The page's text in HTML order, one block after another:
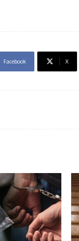
Facebook X